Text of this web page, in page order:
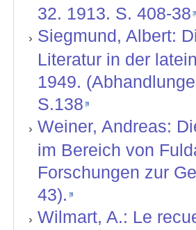
32. 1913. S. 408-38
Siegmund, Albert:
Literatur in der
1949.
S.138
Weiner, Andreas:
im Bereich von
Forschungen zur
43).
Wilmart, A.: Le